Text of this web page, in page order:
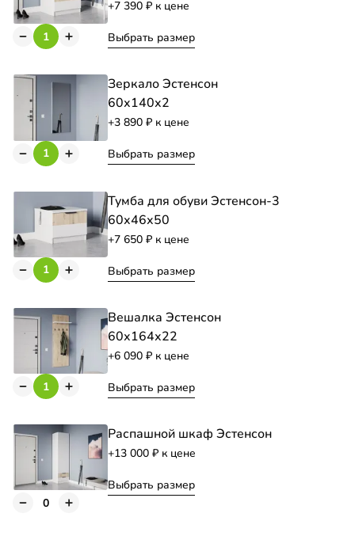
+7 390 к цене
Выбрать размер
Зеркало Эстенсон
60х140х2
+3 890 к цене
Выбрать размер
Тумба для обуви Эстенсон-3
60х46х50
+7 650 к цене
Выбрать размер
Вешалка Эстенсон
60х164х22
+6 090 к цене
Выбрать размер
Распашной шкаф Эстенсон
+13 000 к цене
Выбрать размер